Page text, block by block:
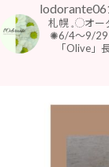
札幌 𓈒◌オー
⁡✺6/4〜9/29
「Olive」